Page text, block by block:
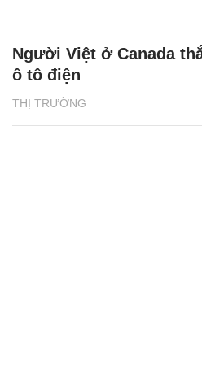
THỊ TRƯỜNG
Người Việt ở Canada
ô tô điện